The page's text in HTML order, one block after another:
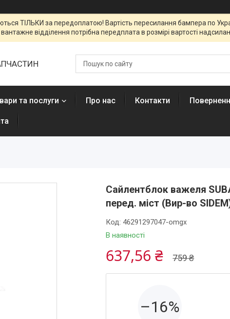
ТІЛЬКИ за передоплатою! Вартість пересилання бампера по
вантажне відділення потрібна передплата в розмірі вартості
та послуги Про нас Контакти
Сайлентблок важеля
перед. міст (Вир-во
В наявності
Код:46291297047-omgx
759 ₴
637,56 ₴
–16%